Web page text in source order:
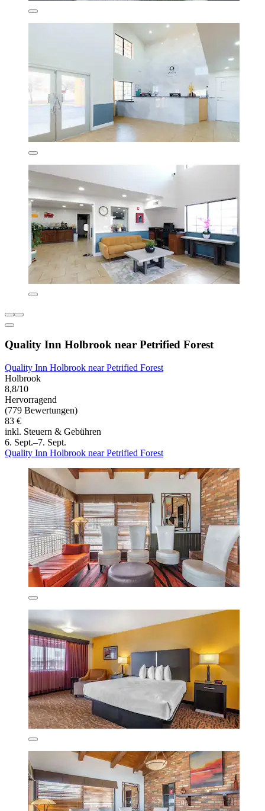
Quality Inn Holbrook near Petrified Forest
Quality Inn Holbrook near Petrified Forest
Holbrook
8,8/10
Hervorragend
(779 Bewertungen)
83 €
inkl. Steuern & Gebühren
6. Sept.–7. Sept.
Quality Inn Holbrook near Petrified Forest